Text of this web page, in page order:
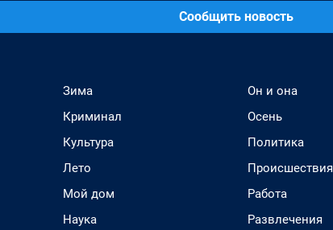
Сообщить новость
Зима
Криминал
Культура
Лето
Мой дом
Наука
Он и она
Осень
Политика
Происшествия
Работа
Развлечения